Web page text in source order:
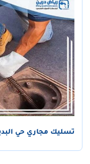
تسليك مجاري حي